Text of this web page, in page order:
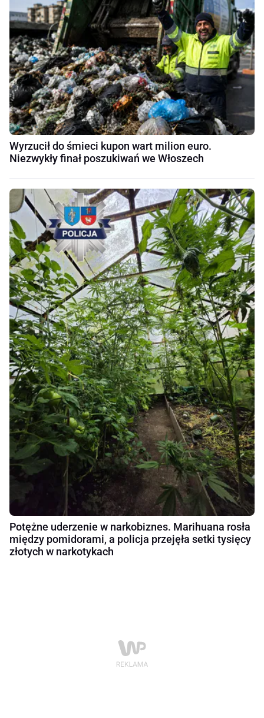
Wyrzucił do śmieci kupon wart milion euro.
Niezwykły finał poszukiwań we Włoszech
Potężne uderzenie w narkobiznes. Marihuana rosła
między pomidorami, a policja przejęła setki tysięcy
złotych w narkotykach